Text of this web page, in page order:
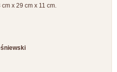
x 29 cm x 11 cm.